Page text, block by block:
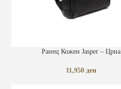
ДОДАЈ ВО КОШНИЧКА
Ранец Кожен Jasper – Црна
11,950ден